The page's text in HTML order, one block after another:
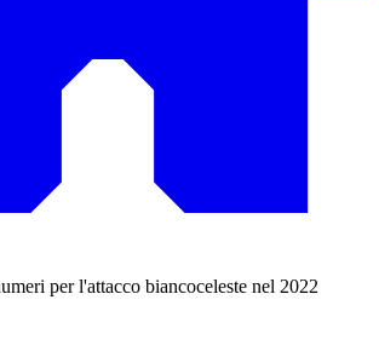
per l'attacco biancoceleste nel 2022